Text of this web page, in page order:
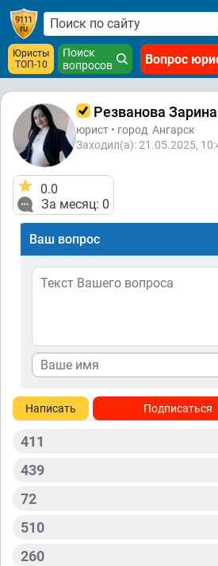
Юристы
ТОП-10
Поиск
вопросов
Вопрос
Резванова
юрист • город Ангарск
Заходил(а): 21.05.2025,
0.0
За месяц: 0
Ваш вопрос
Написать Подписаться
411
439
72
510
260